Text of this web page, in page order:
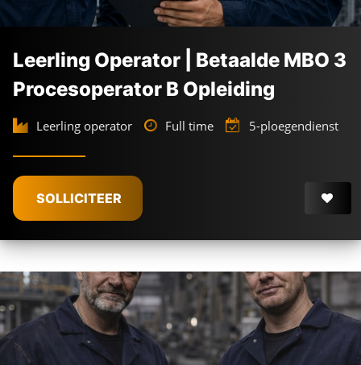
Leerling Operator | Betaalde MBO 3
Procesoperator B Opleiding
Leerling operator Full time 5-ploegendienst
SOLLICITEER